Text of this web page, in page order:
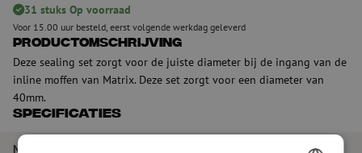
31 stuks Op voorraad
Voor 15.00 uur besteld, eerst volgende werkdag geleverd
Productomschrijving
Deze sealing set zorgt voor de juiste diameter bij de ingang van de
inline moffen van Matrix. Deze set zorgt voor een diameter van
40mm.
Specificaties
Merk